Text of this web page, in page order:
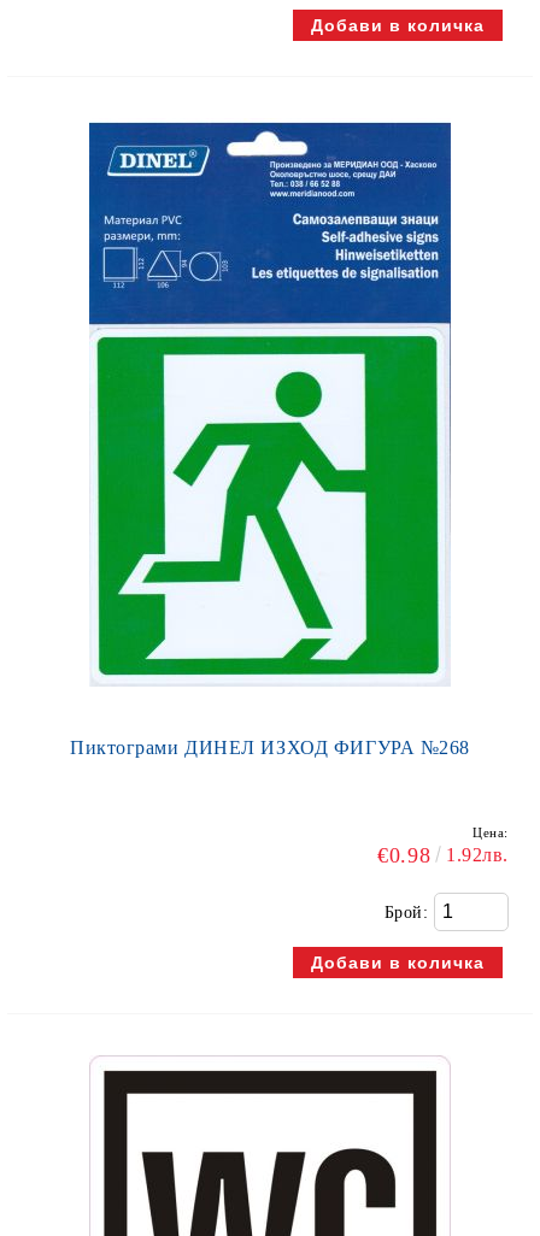
Пиктограми ДИНЕЛ ИЗХОД ФИГУРА №268
Цена:
€0.98 1.92лв.
Брой: